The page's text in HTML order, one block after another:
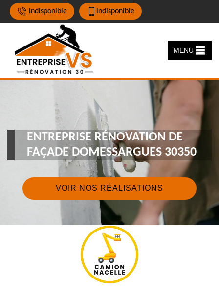
indisponible indisponible
MENU
ENTREPRISE RÉNOVATION DE
FAÇADE DOMESSARGUES 30350
VOIR NOS RÉALISATIONS